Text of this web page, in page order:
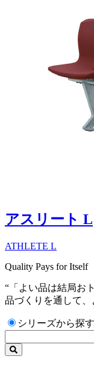
アスリート L
ATHLETE L
Quality Pays for Itself
“「よい品は結局お
品づくりを通して
シリーズから探す